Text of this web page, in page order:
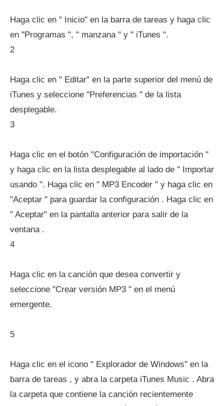
Haga clic en " Inicio" en la barra de tareas y haga clic
en "Programas ", " manzana " y " iTunes ".
2
Haga clic en " Editar" en la parte superior del menú de
iTunes y seleccione "Preferencias " de la lista
desplegable.
3
Haga clic en el botón "Configuración de importación "
y haga clic en la lista desplegable al lado de " Importar
usando ". Haga clic en " MP3 Encoder " y haga clic en
"Aceptar " para guardar la configuración . Haga clic en
" Aceptar" en la pantalla anterior para salir de la
ventana .
4
Haga clic en la canción que desea convertir y
seleccione "Crear versión MP3 " en el menú
emergente.
5
Haga clic en el icono " Explorador de Windows" en la
barra de tareas , y abra la carpeta iTunes Music . Abra
la carpeta que contiene la canción recientemente